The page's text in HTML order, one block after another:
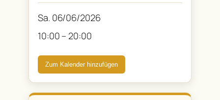
Sa. 06/06/2026
10:00 – 20:00
Zum Kalender hinzufügen